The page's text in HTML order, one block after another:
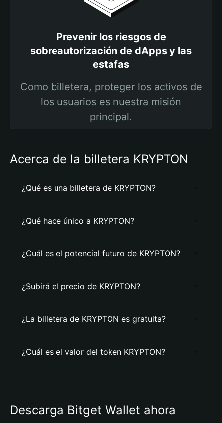
Prevenir los riesgos de
sobreautorización de dApps y las
estafas
Como billetera, proteger los activos de
los usuarios es nuestra misión
principal.
Acerca de la billetera KRYPTON
¿Qué es una billetera de KRYPTON?
¿Qué hace único a KRYPTON?
¿Cuál es el potencial futuro de KRYPTON?
¿Subirá el precio de KRYPTON?
¿La billetera de KRYPTON es gratuita?
¿Cuál es el valor del token KRYPTON?
Descarga Bitget Wallet ahora